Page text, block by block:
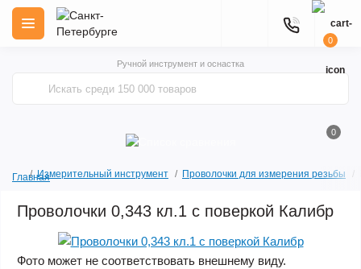
Ручной инструмент и оснастка
0
0
ГлавнаяИзмерительный инструмент Проволочки для измерения резьбы
Проволочки 0,343 кл.1 с поверкой Калибр
Фото может не соответствовать внешнему виду.